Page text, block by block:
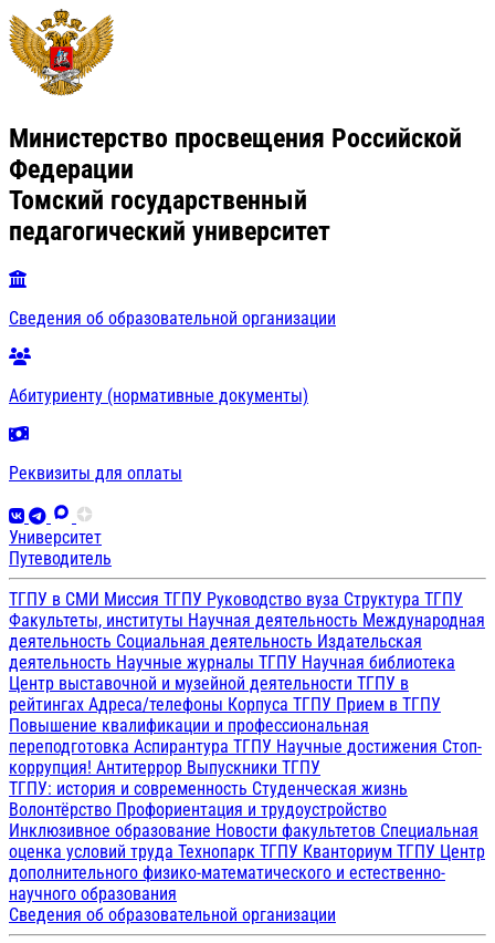
Министерство просвещения Российской
Федерации
Томский государственный
педагогический университет
Сведения об образовательной организации
Абитуриенту (нормативные документы)
Реквизиты для оплаты
Университет
Путеводитель
ТГПУ в СМИ Миссия ТГПУ Руководство вуза Структура ТГПУ
Факультеты, институты Научная деятельность Международная
деятельность Социальная деятельность Издательская
деятельность Научные журналы ТГПУ Научная библиотека
Центр выставочной и музейной деятельности ТГПУ в
рейтингах Адреса/телефоны Корпуса ТГПУ Прием в ТГПУ
Повышение квалификации и профессиональная
переподготовка Аспирантура ТГПУ Научные достижения Стоп-
коррупция! Антитеррор Выпускники ТГПУ
ТГПУ: история и современность Студенческая жизнь
Волонтёрство Профориентация и трудоустройство
Инклюзивное образование Новости факультетов Специальная
оценка условий труда Технопарк ТГПУ Кванториум ТГПУ Центр
дополнительного физико-математического и естественно-
научного образования
Сведения об образовательной организации